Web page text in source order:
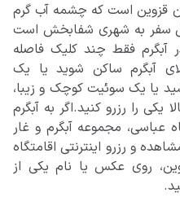
قزوین است که چشمه آب گرم
سفر به شهری شفابخش است
آبگرم فقط چند کلیک فاصله
آبگرم ساکن شوید یا یک
یا یک سوئیت کوچک و زیبا،
یکی را رزرو کنید.اگر به آبگرم
عباسی، مجموعه آبگرم و غار
و رزرو اینترنتی اقامتگاه
روی عکس یا نام یکی از